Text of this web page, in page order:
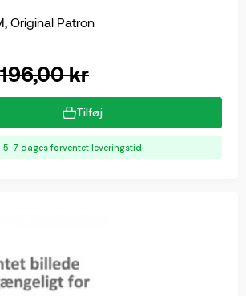
Original Patron
196,00 kr
Tilføj
5-7 dages forventet leveringstid